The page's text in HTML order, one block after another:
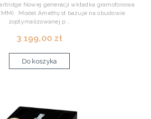
Nowej generacji wkładka gramofonowa
Model Amethyst bazuje na obudowie
zoptymalizowanej p...
3 199,00 zł
Do koszyka